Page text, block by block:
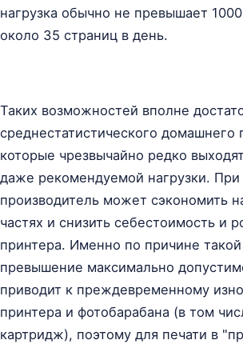
нагрузка обычно не превышает
около 35 страниц в день.
Таких возможностей вполне
среднестатистического домашнего
которые чрезвычайно редко
даже рекомендуемой нагрузки. При
производитель может сэкономить
частях и снизить себестоимость и
принтера. Именно по причине
превышение максимально
приводит к преждевременному
принтера и фотобарабана (в том
картридж), поэтому для печати в